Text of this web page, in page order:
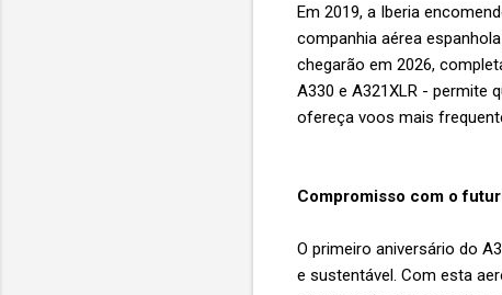
Em 2019, a Iberia
companhia aérea
chegarão em 2026,
A330 e A321XLR - permite
ofereça voos mais
Compromisso com o
O primeiro aniversário do
e sustentável. Com esta